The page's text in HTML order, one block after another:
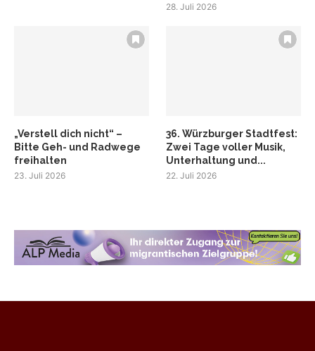
28. Juli 2026
„Verstell dich nicht“ –
Bitte Geh- und Radwege
freihalten
23. Juli 2026
36. Würzburger Stadtfest:
Zwei Tage voller Musik,
Unterhaltung und...
22. Juli 2026